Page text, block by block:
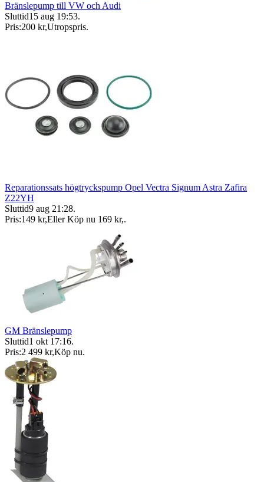
Bränslepump till VW och Audi
Sluttid15 aug 19:53.
Pris:200 kr,Utropspris.
Reparationssats högtryckspump Opel Vectra Signum Astra Zafira
Z22YH
Sluttid9 aug 21:28.
Pris:149 kr,Eller Köp nu 169 kr,.
GM Bränslepump
Sluttid1 okt 17:16.
Pris:2 499 kr,Köp nu.